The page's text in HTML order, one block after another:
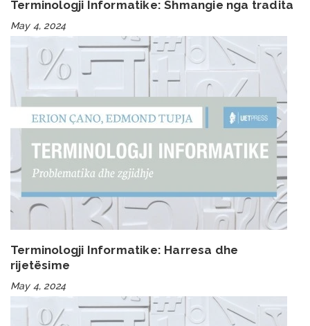
Terminologji Informatike: Shmangie nga tradita
May 4, 2024
Terminologji Informatike: Harresa dhe
rijetësime
May 4, 2024